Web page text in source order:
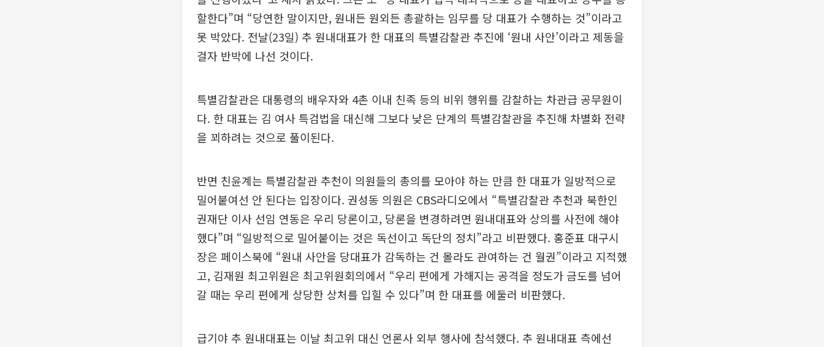
할한다”며 “당연한 말이지만, 원내든 원외든 총괄하는 임무를 당 대표가 수행하는 것”이라고
못 박았다. 전날(23일) 추 원내대표가 한 대표의 특별감찰관 추진에 ‘원내 사안’이라고 제동을
걸자 반박에 나선 것이다.
특별감찰관은 대통령의 배우자와 4촌 이내 친족 등의 비위 행위를 감찰하는 차관급 공무원이
다. 한 대표는 김 여사 특검법을 대신해 그보다 낮은 단계의 특별감찰관을 추진해 차별화 전략
을 꾀하려는 것으로 풀이된다.
반면 친윤계는 특별감찰관 추천이 의원들의 총의를 모아야 하는 만큼 한 대표가 일방적으로
밀어붙여선 안 된다는 입장이다. 권성동 의원은 CBS라디오에서 “특별감찰관 추천과 북한인
권재단 이사 선임 연동은 우리 당론이고, 당론을 변경하려면 원내대표와 상의를 사전에 해야
했다”며 “일방적으로 밀어붙이는 것은 독선이고 독단의 정치”라고 비판했다. 홍준표 대구시
장은 페이스북에 “원내 사안을 당대표가 감독하는 건 몰라도 관여하는 건 월권”이라고 지적했
고, 김재원 최고위원은 최고위원회의에서 “우리 편에게 가해지는 공격을 정도가 금도를 넘어
갈 때는 우리 편에게 상당한 상처를 입힐 수 있다”며 한 대표를 에둘러 비판했다.
급기야 추 원내대표는 이날 최고위 대신 언론사 외부 행사에 참석했다. 추 원내대표 측에선